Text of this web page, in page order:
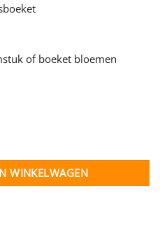
of boeket bloemen
WINKELWAGEN